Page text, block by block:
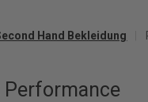
Hand Bekleidung
Performance